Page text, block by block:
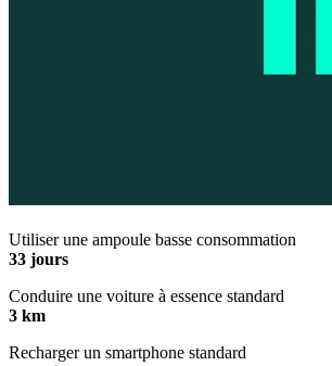
Utiliser une ampoule basse consommation
33 jours
Conduire une voiture à essence standard
3 km
Recharger un smartphone standard